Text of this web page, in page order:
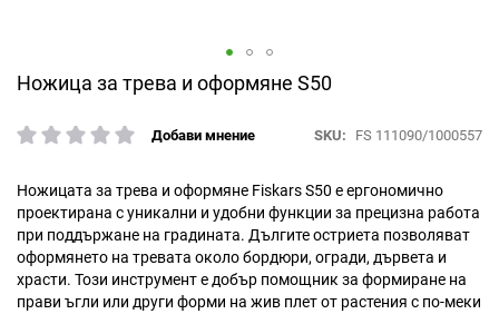
Ножица за трева и оформяне S50
рейтинг:
Добави мнение SKU FS 111090/1000557
Ножицата за трева и оформяне Fiskars S50 е ергономично
проектирана с уникални и удобни функции за прецизна работа
при поддържане на градината. Дългите остриета позволяват
оформянето на тревата около бордюри, огради, дървета и
храсти. Този инструмент е добър помощник за формиране на
прави ъгли или други форми на жив плет от растения с по-меки
Преминете
началото
на
със
снимки